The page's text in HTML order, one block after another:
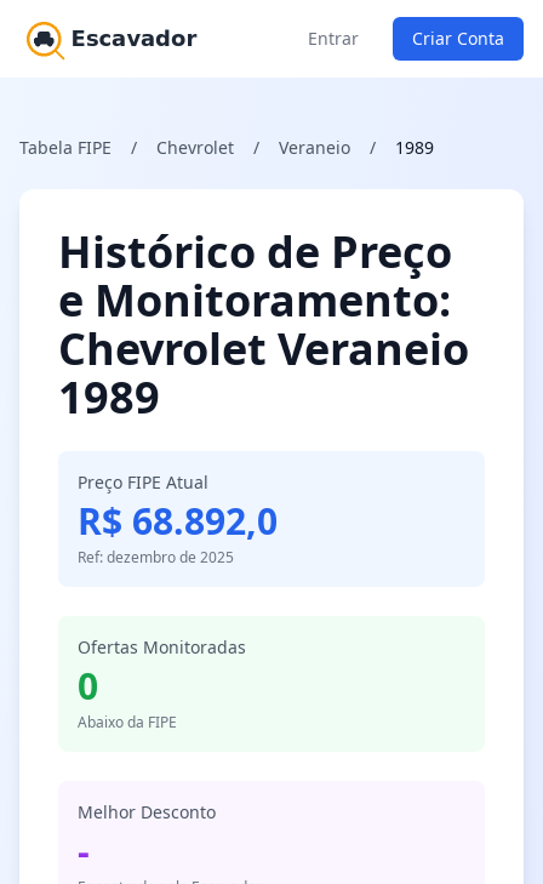
Entrar Criar Conta
Tabela FIPE / Chevrolet / Veraneio / 1989
Histórico de Preço
e Monitoramento:
Chevrolet Veraneio
1989
Preço FIPE Atual
R$ 68.892,0
Ref: dezembro de 2025
Ofertas Monitoradas
0
Abaixo da FIPE
Melhor Desconto
-